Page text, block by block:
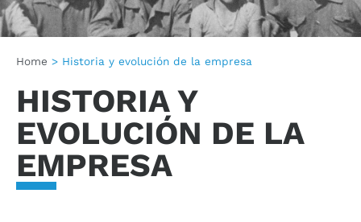
Home > Historia y evolución de la empresa
HISTORIA Y
EVOLUCIÓN DE LA
EMPRESA